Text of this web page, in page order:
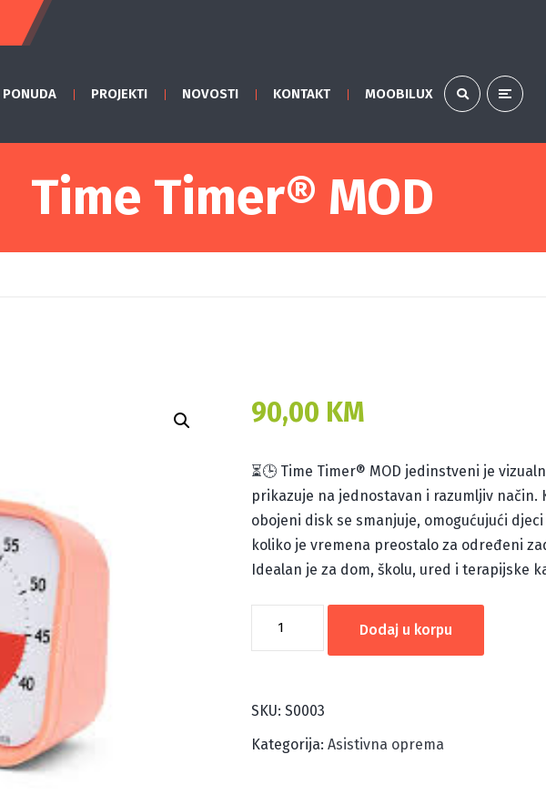
PROJEKTI NOVOSTI KONTAKT MOOBILUX
Time Timer® MOD
90,00 KM
⏳🕒 Time Timer® MOD jedinstveni je
prikazuje na jednostavan i razumljiv način.
obojeni disk se smanjuje, omogućujući
koliko je vremena preostalo za određeni
Idealan je za dom, školu, ured i terapijske
Dodaj u korpu
SKU:S0003
Kategorija:Asistivna oprema